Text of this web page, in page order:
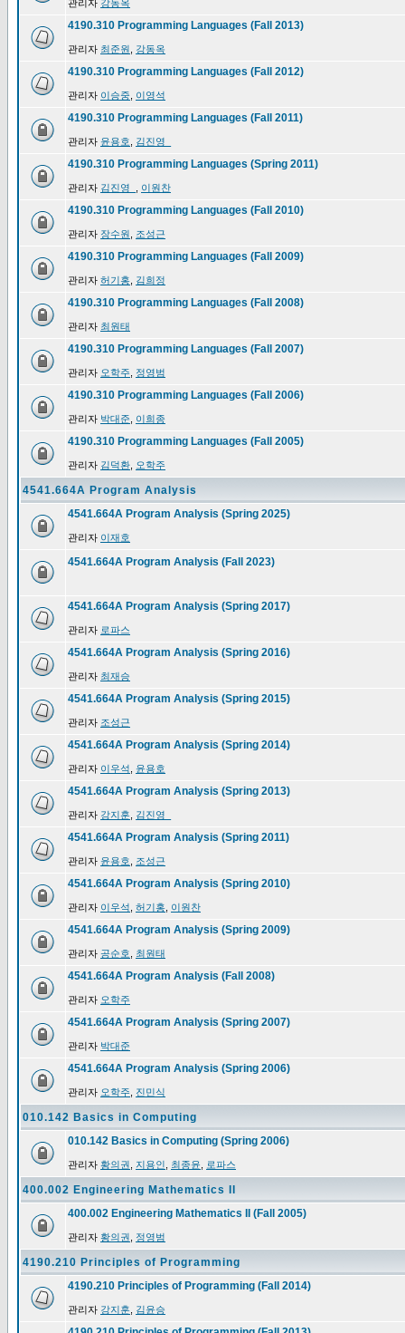
관리자 강동옥
4190.310 Programming Languages (Fall 2013)
관리자 최준원 강동옥
4190.310 Programming Languages (Fall 2012)
관리자 이승중 이영석
4190.310 Programming Languages (Fall 2011)
관리자 윤용호 김진영_
4190.310 Programming Languages (Spring 2011)
관리자 김진영_ 이원찬
4190.310 Programming Languages (Fall 2010)
관리자 장수원 조성근
4190.310 Programming Languages (Fall 2009)
관리자 허기홍 김희정
4190.310 Programming Languages (Fall 2008)
관리자 최원태
4190.310 Programming Languages (Fall 2007)
관리자 오학주 정영범
4190.310 Programming Languages (Fall 2006)
관리자 박대준 이희종
4190.310 Programming Languages (Fall 2005)
관리자 김덕환 오학주
4541.664A Program Analysis
4541.664A Program Analysis (Spring 2025)
관리자 이재호
4541.664A Program Analysis (Fall 2023)
4541.664A Program Analysis (Spring 2017)
관리자 로파스
4541.664A Program Analysis (Spring 2016)
관리자 최재승
4541.664A Program Analysis (Spring 2015)
관리자 조성근
4541.664A Program Analysis (Spring 2014)
관리자 이우석 윤용호
4541.664A Program Analysis (Spring 2013)
관리자 강지훈 김진영_
4541.664A Program Analysis (Spring 2011)
관리자 윤용호 조성근
4541.664A Program Analysis (Spring 2010)
관리자 이우석 허기홍 이원찬
4541.664A Program Analysis (Spring 2009)
관리자 공순호 최원태
4541.664A Program Analysis (Fall 2008)
관리자 오학주
4541.664A Program Analysis (Spring 2007)
관리자 박대준
4541.664A Program Analysis (Spring 2006)
관리자 오학주 진민식
010.142 Basics in Computing
010.142 Basics in Computing (Spring 2006)
관리자 황의권 지용인 최종윤 로파스
400.002 Engineering Mathematics II
400.002 Engineering Mathematics II (Fall 2005)
관리자 황의권 정영범
4190.210 Principles of Programming
4190.210 Principles of Programming (Fall 2014)
관리자 강지훈 김윤승